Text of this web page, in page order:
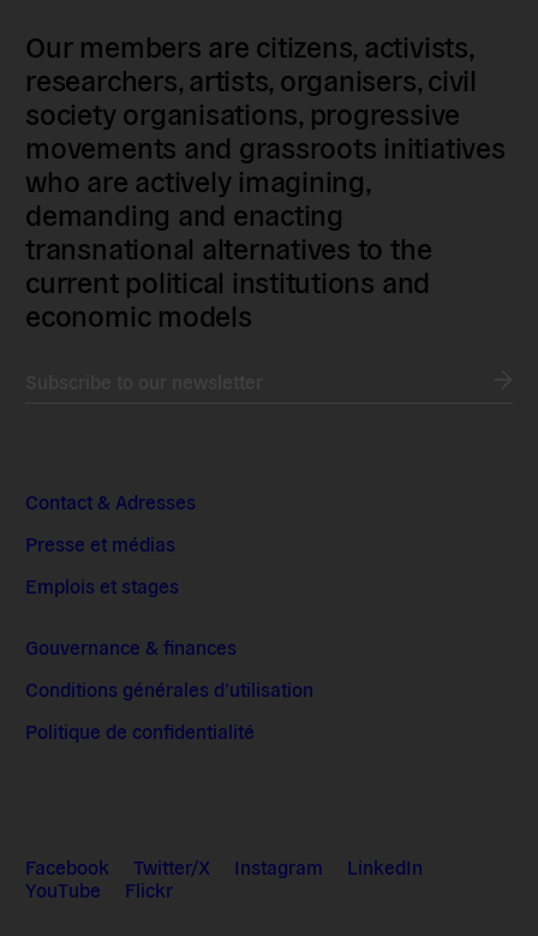
Our members are citizens, activists,
researchers, artists, organisers, civil
society organisations, progressive
movements and grassroots initiatives
who are actively imagining,
demanding and enacting
transnational alternatives to the
current political institutions and
economic models
Contact & Adresses
Presse et médias
Emplois et stages
Gouvernance & finances
Conditions générales d’utilisation
Politique de confidentialité
Facebook Twitter/X Instagram
LinkedIn
YouTube
Flickr